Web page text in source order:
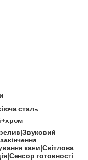
сталь
кави|Світлова
готовності